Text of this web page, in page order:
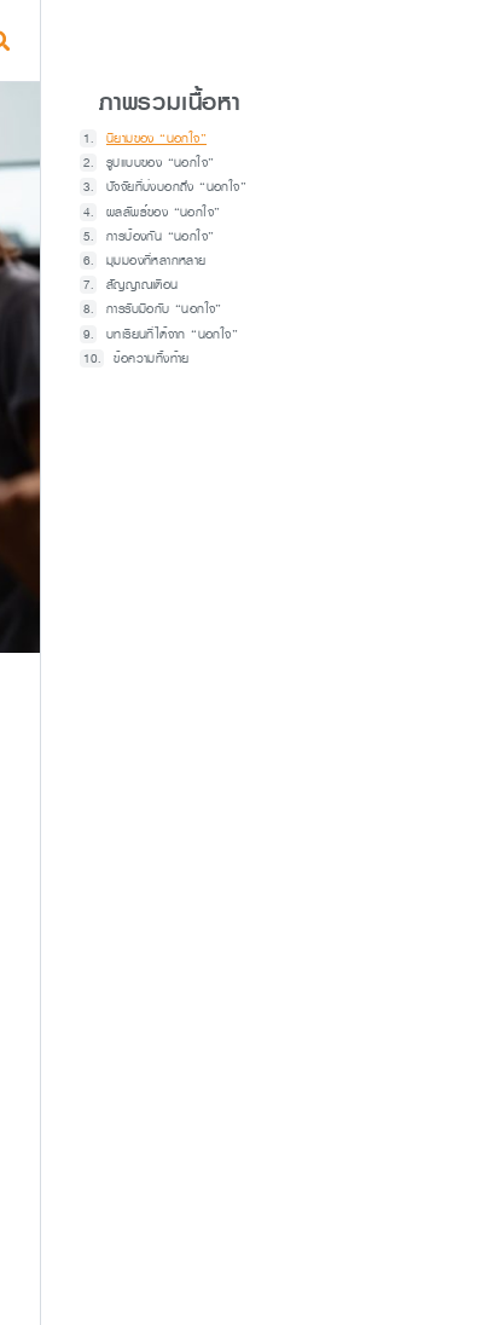
ภาพรวมเนื้อหา
นิยามของ “นอกใจ”
รูปแบบของ “นอกใจ”
ปัจจัยที่บ่งบอกถึง “นอกใจ”
ผลลัพธ์ของ “นอกใจ”
การป้องกัน “นอกใจ”
มุมมองที่หลากหลาย
สัญญาณเตือน
การรับมือกับ “นอกใจ”
บทเรียนที่ได้จาก “นอกใจ”
ข้อความทิ้งท้าย